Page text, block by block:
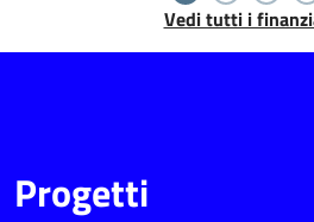
Vedi tutti i
Progetti